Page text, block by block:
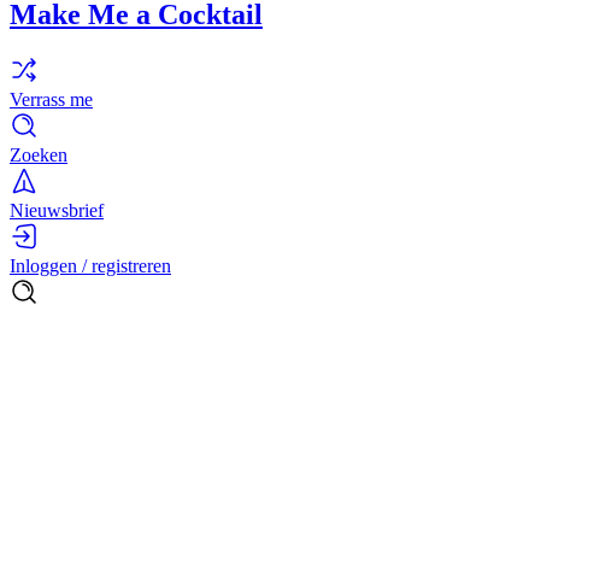
Make Me a Cocktail
Verrass me
Zoeken
Nieuwsbrief
Inloggen / registreren